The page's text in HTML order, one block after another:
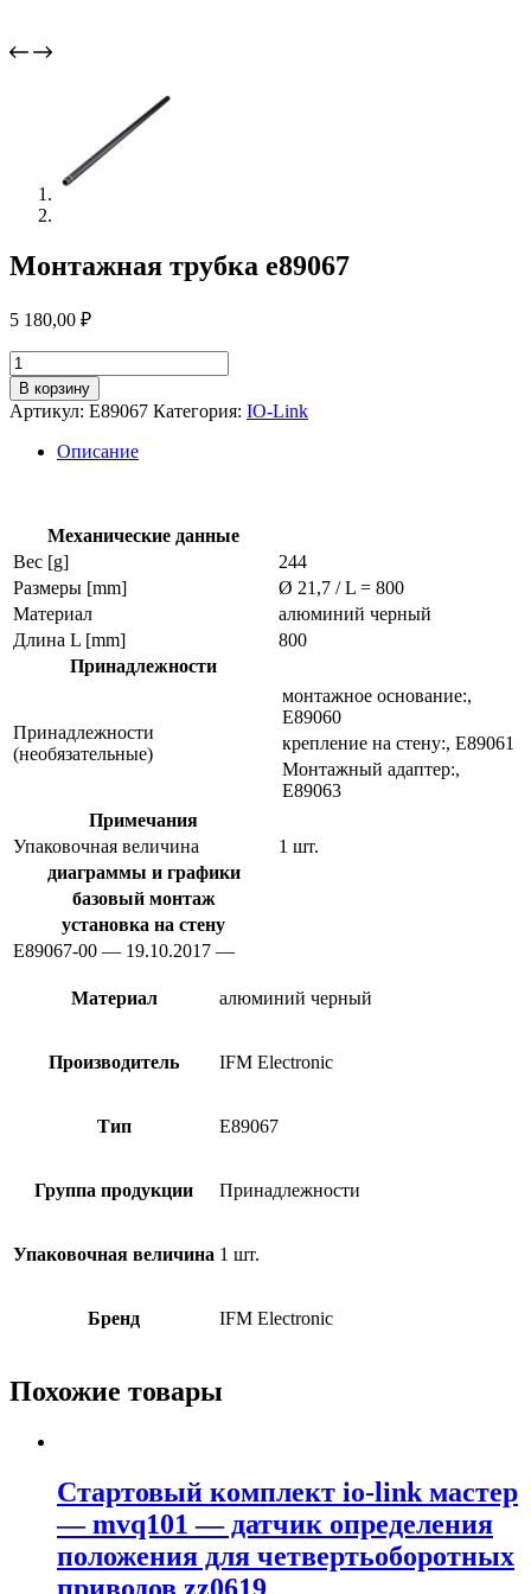
Монтажная трубка e89067
5 180,00 ₽
Количество
товара
Монтажная
трубка
e89067
В корзину
Артикул: E89067 Категория: IO-Link
Описание
Механические данные
Вес [g]
244
Размеры [mm]
Ø 21,7 / L = 800
Материал
алюминий черный
Длина L [mm]
800
Принадлежности
Принадлежности
(необязательные)
монтажное основание:,
E89060
крепление на стену:, E89061
Монтажный адаптер:,
E89063
Примечания
Упаковочная величина
1 шт.
диаграммы и графики
базовый монтаж
установка на стену
E89067-00 — 19.10.2017 —
Материал алюминий черный
Производитель IFM Electronic
Тип E89067
Группа продукции Принадлежности
Упаковочная величина 1 шт.
Бренд IFM Electronic
Похожие товары
Стартовый комплект io-link мастер
— mvq101 — датчик определения
положения для четвертьоборотных
приводов zz0619